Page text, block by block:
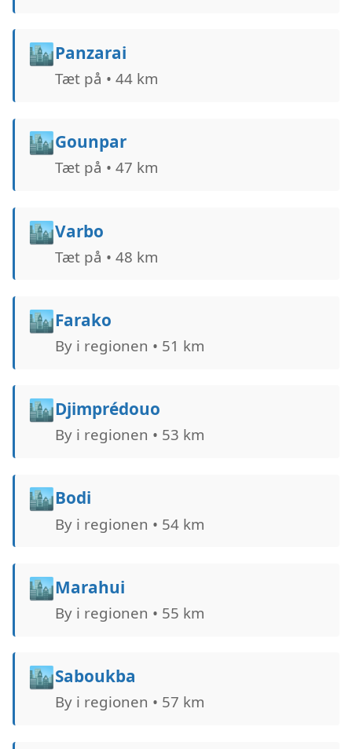
🏙️Panzarai
Tæt på • 44 km
🏙️Gounpar
Tæt på • 47 km
🏙️Varbo
Tæt på • 48 km
🏙️Farako
By i regionen • 51 km
🏙️Djimprédouo
By i regionen • 53 km
🏙️Bodi
By i regionen • 54 km
🏙️Marahui
By i regionen • 55 km
🏙️Saboukba
By i regionen • 57 km